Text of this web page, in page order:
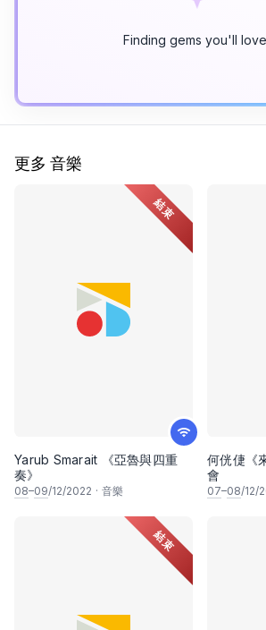
Finding gems you'll
更多 音樂
結束
Yarub Smarait 《亞魯與四重
奏》
08–09/12/2022 · 音樂
何侊倢《
會
07–08/12/
結束